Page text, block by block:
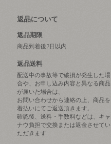
返品について
返品期限
商品到着後7日以内
返品送料
配送中の事故等で破損が発生した場
合や、お申し込み内容と異なる商品
が届いた場合は、
お問い合わせから連絡の上、商品を
着払いにてご返送頂きます。
確認後、送料・手数料などは、キャ
ナウ負担で交換または返金させてい
ただきます